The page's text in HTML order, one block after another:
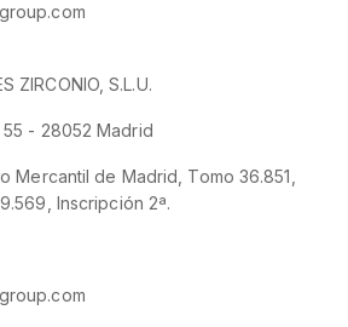
ZIRCONIO, S.L.U.
- 28052 Madrid
Mercantil de Madrid, Tomo 36.851,
Inscripción 2ª.